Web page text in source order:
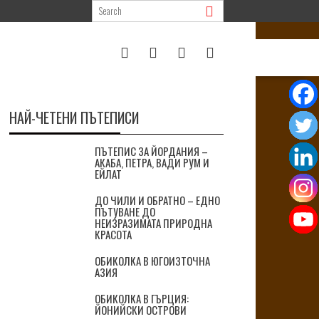
НАЙ-ЧЕТЕНИ ПЪТЕПИСИ
ПЪТЕПИС ЗА ЙОРДАНИЯ –
АКАБА, ПЕТРА, ВАДИ РУМ И
ЕЙЛАТ
ДО ЧИЛИ И ОБРАТНО – ЕДНО
ПЪТУВАНЕ ДО
НЕИЗРАЗИМАТА ПРИРОДНА
КРАСОТА
ОБИКОЛКА В ЮГОИЗТОЧНА
АЗИЯ
ОБИКОЛКА В ГЪРЦИЯ:
ЙОНИЙСКИ ОСТРОВИ